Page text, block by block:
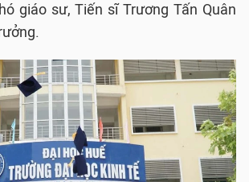
giáo sư, Tiến sĩ Trương Tấn Quân